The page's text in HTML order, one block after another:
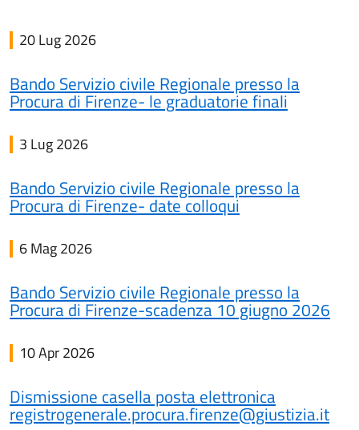
20 Lug 2026
Bando Servizio civile Regionale presso la
Procura di Firenze- le graduatorie finali
3 Lug 2026
Bando Servizio civile Regionale presso la
Procura di Firenze- date colloqui
6 Mag 2026
Bando Servizio civile Regionale presso la
Procura di Firenze-scadenza 10 giugno 2026
10 Apr 2026
Dismissione casella posta elettronica
registrogenerale.procura.firenze@giustizia.it